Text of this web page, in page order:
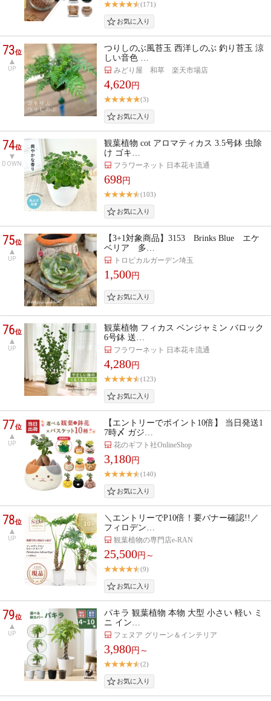
(171)
73位
UP
つりしのぶ風苔玉 西洋しのぶ 釣り苔玉 涼
しい音色 …
みどり屋 和草 楽天市場店
4,620円
(3)
74位
DOWN
観葉植物 cot アロマティカス 3.5号鉢 虫除
け ゴキ…
フラワーネット 日本花キ流通
698円
(103)
75位
UP
【3+1対象商品】3153 Brinks Blue エケ
ベリア 多…
トロピカルガーデン埼玉
1,500円
76位
UP
観葉植物 フィカス ベンジャミン バロック
6号鉢 送…
フラワーネット 日本花キ流通
4,280円
(123)
77位
UP
【エントリーでポイント10倍】 当日発送1
7時〆 ガジ…
花のギフト社OnlineShop
3,180円
(140)
78位
UP
＼エントリーでP10倍！要バナー確認!!／
フィロデン…
観葉植物の専門店e-RAN
25,500円～
(9)
79位
UP
パキラ 観葉植物 本物 大型 小さい 軽い ミ
ニ イン…
フェヌア グリーン＆インテリア
3,980円～
(2)